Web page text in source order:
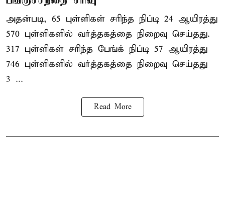
அதன்படி, 65 புள்ளிகள் சரிந்த நிப்டி 24 ஆயிரத்து
570 புள்ளிகளில் வர்த்தகத்தை நிறைவு செய்தது.
317 புள்ளிகள் சரிந்த பேங்க் நிப்டி 57 ஆயிரத்து
746 புள்ளிகளில் வர்த்தகத்தை நிறைவு செய்தது
3 ...
Read More